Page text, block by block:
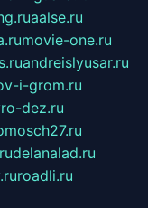
aalse.ru
movie-one.ru
andreislyusar.ru
i-grom.ru
dez.ru
delanalad.ru
roadli.ru